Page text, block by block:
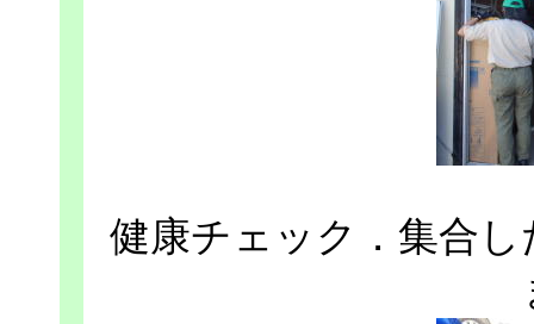
健康チェック．集合